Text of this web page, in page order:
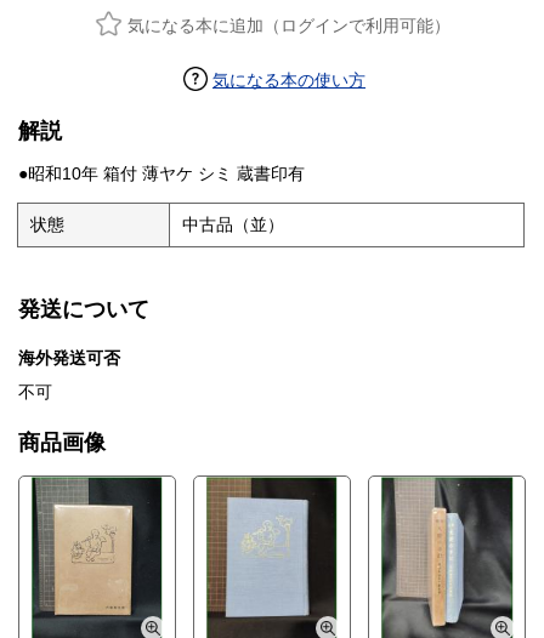
気になる本に追加（ログインで利用可能）
気になる本の使い方
解説
●昭和10年 箱付 薄ヤケ シミ 蔵書印有
状態 中古品（並）
発送について
海外発送可否
不可
商品画像